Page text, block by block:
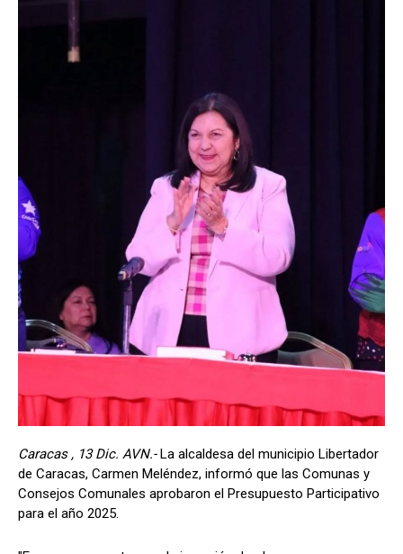
Caracas , 13 Dic. AVN.-La alcaldesa del municipio Libertador
de Caracas, Carmen Meléndez, informó que las Comunas y
Consejos Comunales aprobaron el Presupuesto Participativo
para el año 2025.